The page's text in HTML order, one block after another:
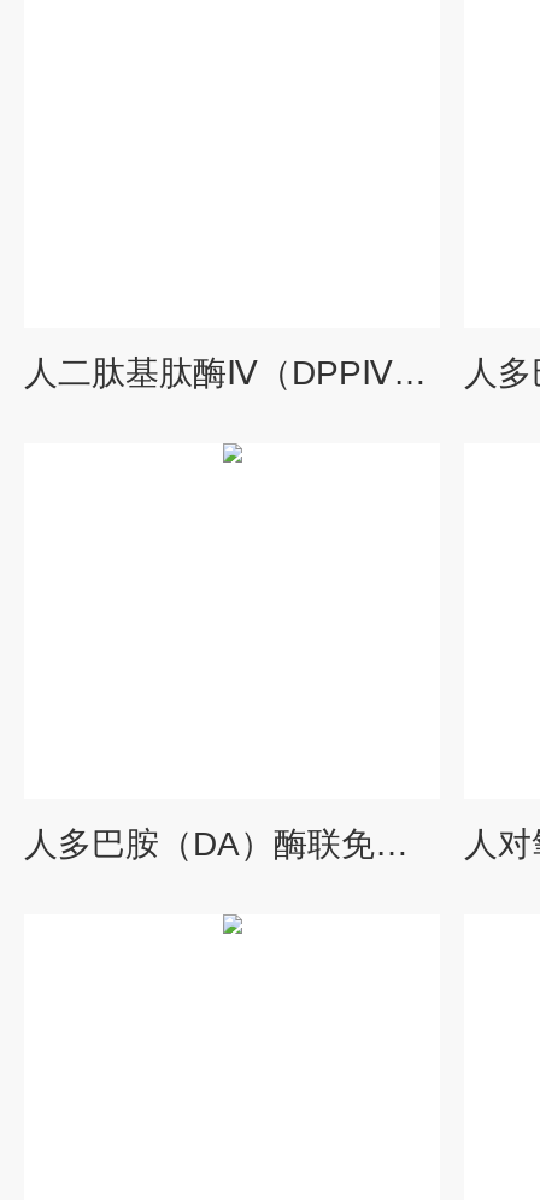
人二肽基肽酶Ⅳ（DPPⅣ））酶联免疫试剂盒
人多巴胺（DA）酶联免疫试剂盒厂家说明书